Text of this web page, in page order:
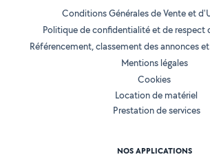
Conditions Générales de Vente et
Politique de confidentialité et de respect
Référencement, classement des annonces
Mentions légales
Cookies
Location de matériel
Prestation de services
NOS APPLICATIONS